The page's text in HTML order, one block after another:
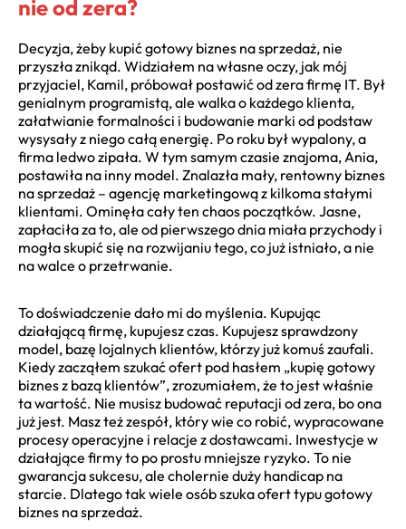
nie od zera?
Decyzja, żeby kupić gotowy biznes na sprzedaż, nie
przyszła znikąd. Widziałem na własne oczy, jak mój
przyjaciel, Kamil, próbował postawić od zera firmę IT. Był
genialnym programistą, ale walka o każdego klienta,
załatwianie formalności i budowanie marki od podstaw
wysysały z niego całą energię. Po roku był wypalony, a
firma ledwo zipała. W tym samym czasie znajoma, Ania,
postawiła na inny model. Znalazła mały, rentowny biznes
na sprzedaż – agencję marketingową z kilkoma stałymi
klientami. Ominęła cały ten chaos początków. Jasne,
zapłaciła za to, ale od pierwszego dnia miała przychody i
mogła skupić się na rozwijaniu tego, co już istniało, a nie
na walce o przetrwanie.
To doświadczenie dało mi do myślenia. Kupując
działającą firmę, kupujesz czas. Kupujesz sprawdzony
model, bazę lojalnych klientów, którzy już komuś zaufali.
Kiedy zacząłem szukać ofert pod hasłem „kupię gotowy
biznes z bazą klientów”, zrozumiałem, że to jest właśnie
ta wartość. Nie musisz budować reputacji od zera, bo ona
już jest. Masz też zespół, który wie co robić, wypracowane
procesy operacyjne i relacje z dostawcami. Inwestycje w
działające firmy to po prostu mniejsze ryzyko. To nie
gwarancja sukcesu, ale cholernie duży handicap na
starcie. Dlatego tak wiele osób szuka ofert typu gotowy
biznes na sprzedaż.